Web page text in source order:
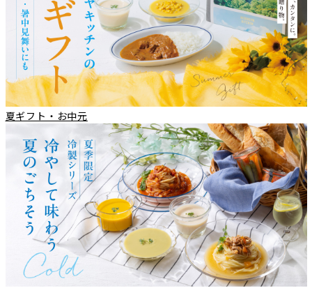
夏ギフト・お中元